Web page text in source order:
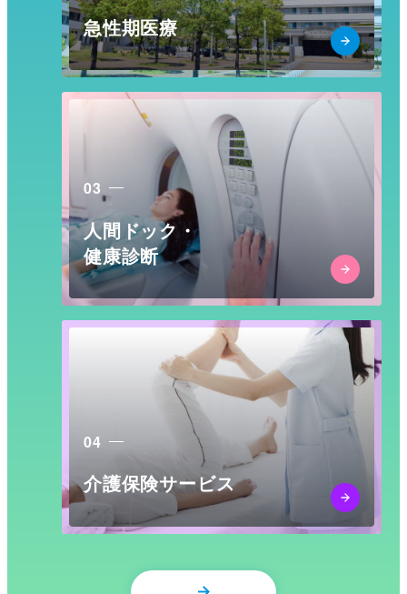
急性期医療
03
人間ドック・
健康診断
04
介護保険サービス